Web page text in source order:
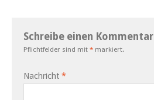
Schreibe einen Kommentar
Pflichtfelder sind mit * markiert.
Nachricht *